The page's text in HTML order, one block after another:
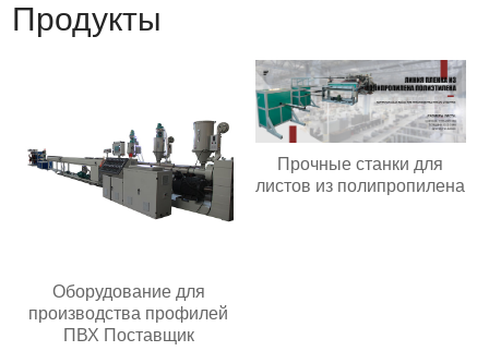
Продукты
Оборудование для
производства профилей
ПВХ Поставщик
Прочные станки для
листов из полипропилена